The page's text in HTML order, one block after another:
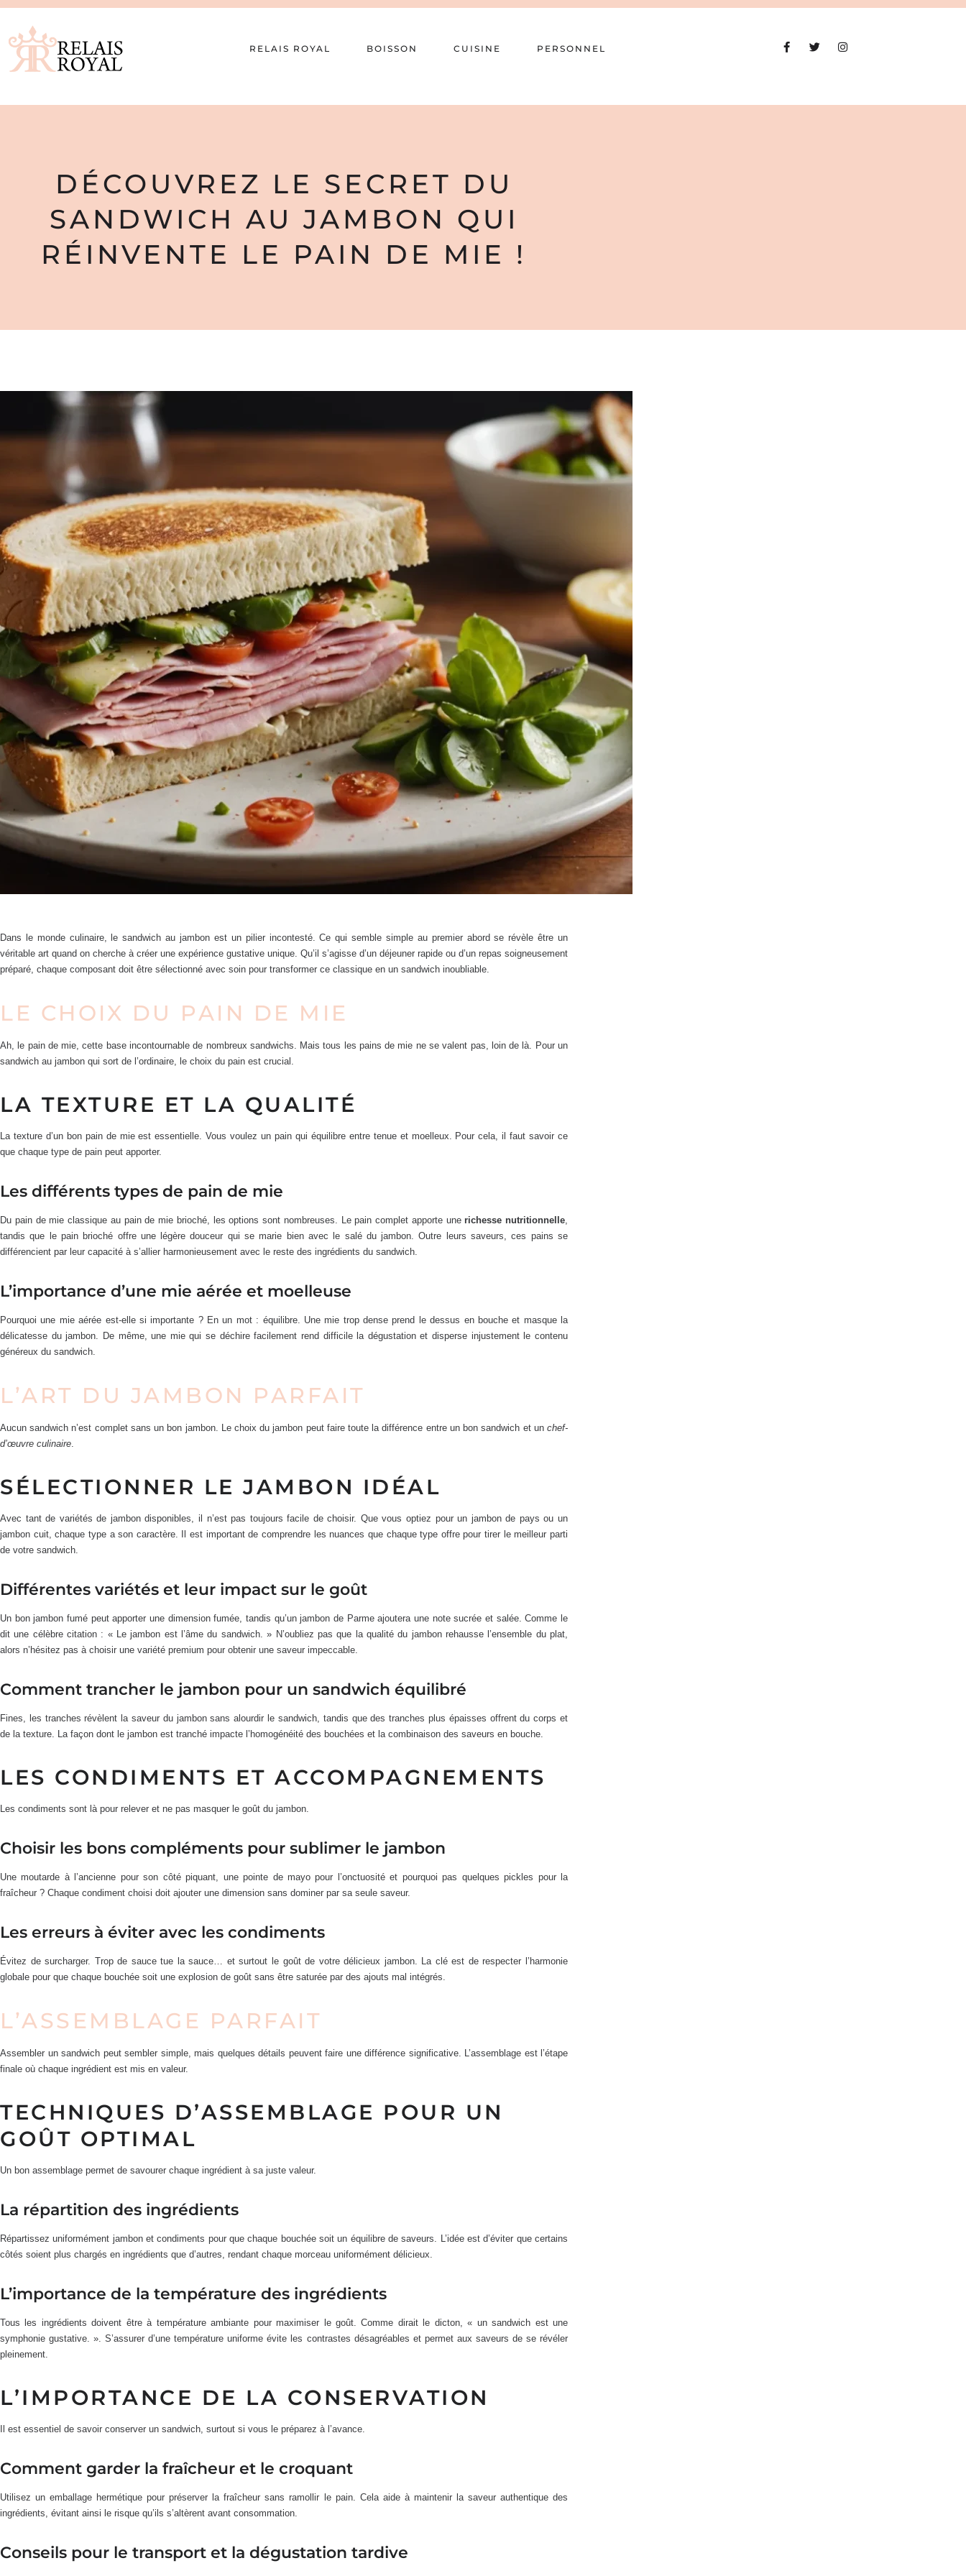
RELAIS ROYAL BOISSON CUISINE PERSONNEL
DÉCOUVREZ LE SECRET DU
SANDWICH AU JAMBON QUI
RÉINVENTE LE PAIN DE MIE !
Dans le monde culinaire, le sandwich au jambon est un pilier incontesté. Ce qui semble simple au premier abord se révèle être un
véritable art quand on cherche à créer une expérience gustative unique. Qu’il s’agisse d’un déjeuner rapide ou d’un repas soigneusement
préparé, chaque composant doit être sélectionné avec soin pour transformer ce classique en un sandwich inoubliable.
LE CHOIX DU PAIN DE MIE
Ah, le pain de mie, cette base incontournable de nombreux sandwichs. Mais tous les pains de mie ne se valent pas, loin de là. Pour un
sandwich au jambon qui sort de l’ordinaire, le choix du pain est crucial.
LA TEXTURE ET LA QUALITÉ
La texture d’un bon pain de mie est essentielle. Vous voulez un pain qui équilibre entre tenue et moelleux. Pour cela, il faut savoir ce
que chaque type de pain peut apporter.
Les différents types de pain de mie
Du pain de mie classique au pain de mie brioché, les options sont nombreuses. Le pain complet apporte unerichesse nutritionnelle
tandis que le pain brioché offre une légère douceur qui se marie bien avec le salé du jambon. Outre leurs saveurs, ces pains se
différencient par leur capacité à s’allier harmonieusement avec le reste des ingrédients du sandwich.
L’importance d’une mie aérée et moelleuse
Pourquoi une mie aérée est-elle si importante ? En un mot : équilibre. Une mie trop dense prend le dessus en bouche et masque la
délicatesse du jambon. De même, une mie qui se déchire facilement rend difficile la dégustation et disperse injustement le contenu
généreux du sandwich.
L’ART DU JAMBON PARFAIT
Aucun sandwich n’est complet sans un bon jambon. Le choix du jambon peut faire toute la différence entre un bon sandwich et un chef-
d’œuvre culinaire
SÉLECTIONNER LE JAMBON IDÉAL
Avec tant de variétés de jambon disponibles, il n’est pas toujours facile de choisir. Que vous optiez pour un jambon de pays ou un
jambon cuit, chaque type a son caractère. Il est important de comprendre les nuances que chaque type offre pour tirer le meilleur parti
de votre sandwich.
Différentes variétés et leur impact sur le goût
Un bon jambon fumé peut apporter une dimension fumée, tandis qu’un jambon de Parme ajoutera une note sucrée et salée. Comme le
dit une célèbre citation : « Le jambon est l’âme du sandwich. » N’oubliez pas que la qualité du jambon rehausse l’ensemble du plat,
alors n’hésitez pas à choisir une variété premium pour obtenir une saveur impeccable.
Comment trancher le jambon pour un sandwich équilibré
Fines, les tranches révèlent la saveur du jambon sans alourdir le sandwich, tandis que des tranches plus épaisses offrent du corps et
de la texture. La façon dont le jambon est tranché impacte l’homogénéité des bouchées et la combinaison des saveurs en bouche.
LES CONDIMENTS ET ACCOMPAGNEMENTS
Les condiments sont là pour relever et ne pas masquer le goût du jambon.
Choisir les bons compléments pour sublimer le jambon
Une moutarde à l’ancienne pour son côté piquant, une pointe de mayo pour l’onctuosité et pourquoi pas quelques pickles pour la
fraîcheur ? Chaque condiment choisi doit ajouter une dimension sans dominer par sa seule saveur.
Les erreurs à éviter avec les condiments
Évitez de surcharger. Trop de sauce tue la sauce… et surtout le goût de votre délicieux jambon. La clé est de respecter l’harmonie
globale pour que chaque bouchée soit une explosion de goût sans être saturée par des ajouts mal intégrés.
L’ASSEMBLAGE PARFAIT
Assembler un sandwich peut sembler simple, mais quelques détails peuvent faire une différence significative. L’assemblage est l’étape
finale où chaque ingrédient est mis en valeur.
TECHNIQUES D’ASSEMBLAGE POUR UN
GOÛT OPTIMAL
Un bon assemblage permet de savourer chaque ingrédient à sa juste valeur.
La répartition des ingrédients
Répartissez uniformément jambon et condiments pour que chaque bouchée soit un équilibre de saveurs. L’idée est d’éviter que certains
côtés soient plus chargés en ingrédients que d’autres, rendant chaque morceau uniformément délicieux.
L’importance de la température des ingrédients
Tous les ingrédients doivent être à température ambiante pour maximiser le goût. Comme dirait le dicton, « un sandwich est une
symphonie gustative. ». S’assurer d’une température uniforme évite les contrastes désagréables et permet aux saveurs de se révéler
pleinement.
L’IMPORTANCE DE LA CONSERVATION
Il est essentiel de savoir conserver un sandwich, surtout si vous le préparez à l’avance.
Comment garder la fraîcheur et le croquant
Utilisez un emballage hermétique pour préserver la fraîcheur sans ramollir le pain. Cela aide à maintenir la saveur authentique des
ingrédients, évitant ainsi le risque qu’ils s’altèrent avant consommation.
Conseils pour le transport et la dégustation tardive